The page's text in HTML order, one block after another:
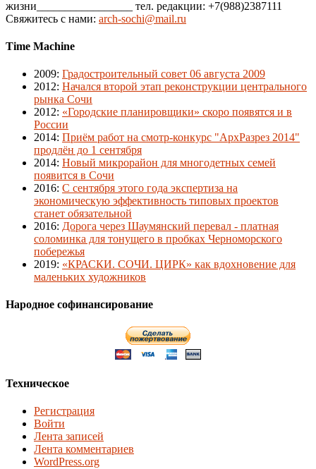
жизни_________________ тел. редакции: +7(988)2387111
Свяжитесь с нами: arch-sochi@mail.ru
Time Machine
2009: Градостроительный совет 06 августа 2009
2012: Начался второй этап реконструкции центрального
рынка Сочи
2012: «Городские планировщики» скоро появятся и в
России
2014: Приём работ на смотр-конкурс "АрхРазрез 2014"
продлён до 1 сентября
2014: Новый микрорайон для многодетных семей
появится в Сочи
2016: С сентября этого года экспертиза на
экономическую эффективность типовых проектов
станет обязательной
2016: Дорога через Шаумянский перевал - платная
соломинка для тонущего в пробках Черноморского
побережья
2019: «КРАСКИ. СОЧИ. ЦИРК» как вдохновение для
маленьких художников
Народное софинансирование
Техническое
Регистрация
Войти
Лента записей
Лента комментариев
WordPress.org